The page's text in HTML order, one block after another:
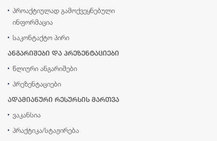
პროაქტიულად გამოქვეყნებული
ინფორმაცია
საკონტაქტო პირი
ანგარიშები და პრეზენტაციები
წლიური ანგარიშები
პრეზენტაციები
ადამიანური რესურსის მართვა
ვაკანსია
პრაქტიკა/სტაჟირება